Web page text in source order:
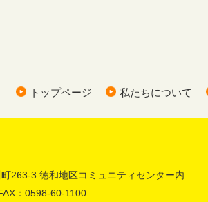
トップページ 私たちについて
263-3 徳和地区コミュニティセンター内
：0598-60-1100